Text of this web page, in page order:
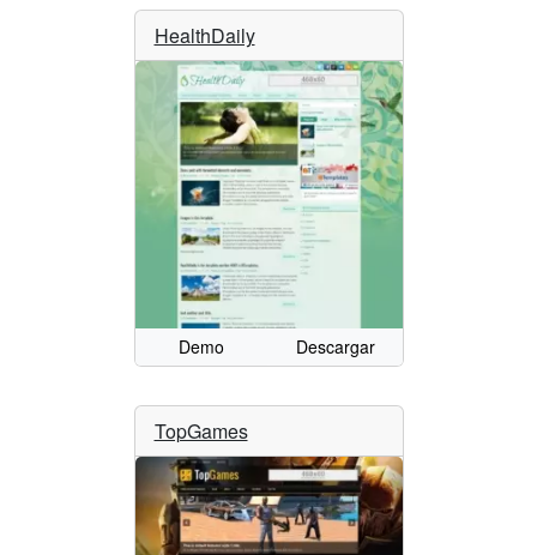
HealthDaily
Demo Descargar
TopGames